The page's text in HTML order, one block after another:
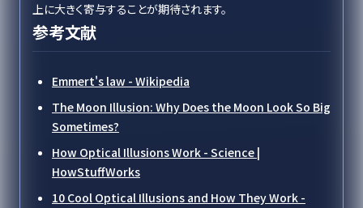
上に大きく寄与することが期待されます。
参考文献
Emmert's law - Wikipedia
The Moon Illusion: Why Does the Moon Look So Big
Sometimes?
How Optical Illusions Work - Science |
HowStuffWorks
10 Cool Optical Illusions and How They Work -